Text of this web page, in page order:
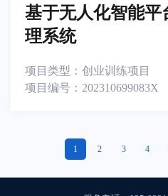
基于无人化智能平
理系统
项目类型： 创业训练项目
项目编号： 202310699083X
1 2 3 4